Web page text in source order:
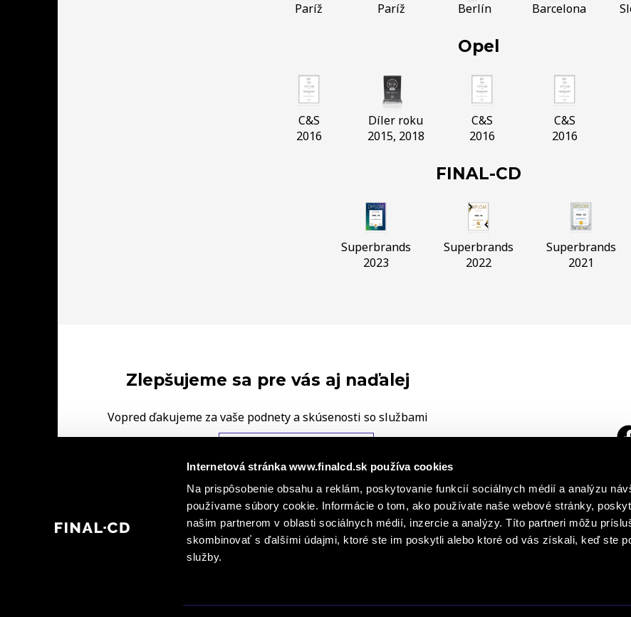
Internetová stránka www.finalcd.sk používa cookies
Na prispôsobenie obsahu a reklám, poskytovanie funkcií sociálnych médií a analýzu
používame súbory cookie. Informácie o tom, ako používate naše webové stránky,
našim partnerom v oblasti sociálnych médií, inzercie a analýzy. Títo partneri môžu
skombinovať s ďalšími údajmi, ktoré ste im poskytli alebo ktoré od vás získali, keď ste
služby.
Paríž Paríž Berlín Barcelona
Opel
C&S
2016
Díler roku
2015, 2018
C&S
2016
C&S
2016
FINAL-CD
Superbrands
2023
Superbrands
2022
Superbrands
2021
Zlepšujeme sa pre vás aj naďalej
Vopred ďakujeme za vaše podnety a skúsenosti so službami
FINAL‑CD.
Ochrana osobných údajov |Informácie o kamerových záznamoch|Základné časti
dohody spoločných prevádzkovateľov|Informácie o súboroch cookies
verejné sprístupnenie grafických alebo textových častí tohto obsahu alebo jeho časti verejnosti, a to akýmkoľvek spôsobom je bez predchádzajúceho písomného súhlasu spoločností FINAL - CD spol.